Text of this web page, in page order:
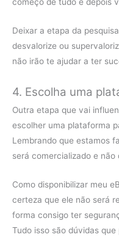
Deixar a etapa da
desvalorize ou
não irão te ajudar a ter
4. Escolha uma
Outra etapa que vai
escolher uma plataforma
Lembrando que estamos
será comercializado e
Como disponibilizar meu
certeza que ele não será
forma consigo ter
Tudo isso são dúvidas